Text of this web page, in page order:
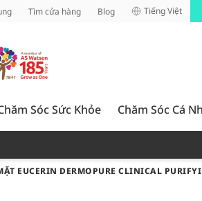
Tìm cửa hàng Blog Tiếng Việt
Sóc Sức Khỏe Chăm Sóc Cá
EUCERIN DERMOPURE CLINICAL